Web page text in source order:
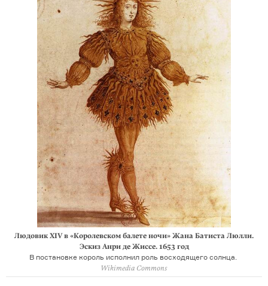
Людовик XIV в «Королевском балете ночи» Жана Батиста Люлли.
Эскиз Анри де Жиссе. 1653 год
В постановке король исполнил роль восходящего солнца.
Wikimedia Commons